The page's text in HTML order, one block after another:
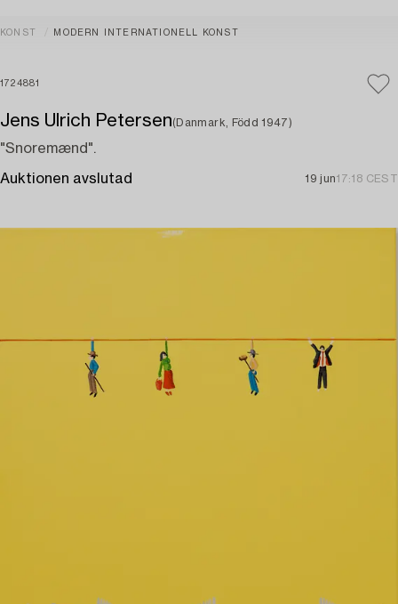
KONST MODERN INTERNATIONELL KONST
1724881
Jens Ulrich Petersen(Danmark, Född 1947)
"Snoremænd".
Auktionen avslutad 19 jun17:18 CEST